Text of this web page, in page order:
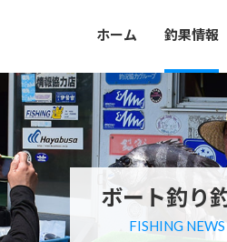
ホーム 釣果情報
ボート釣り
FISHING NEWS